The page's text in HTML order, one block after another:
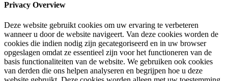
Privacy Overview
Deze website gebruikt cookies om uw ervaring te verbeteren
wanneer u door de website navigeert. Van deze cookies worden de
cookies die indien nodig zijn gecategoriseerd en in uw browser
opgeslagen omdat ze essentieel zijn voor het functioneren van de
basis functionaliteiten van de website. We gebruiken ook cookies
van derden die ons helpen analyseren en begrijpen hoe u deze